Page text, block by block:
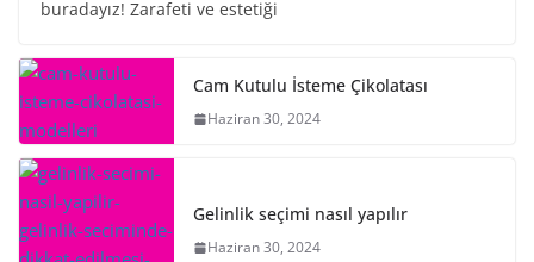
buradayız! Zarafeti ve estetiği
Cam Kutulu İsteme Çikolatası
Haziran 30, 2024
Gelinlik seçimi nasıl yapılır
Haziran 30, 2024